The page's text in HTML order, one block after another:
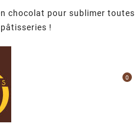
chocolat pour sublimer toutes
!
0